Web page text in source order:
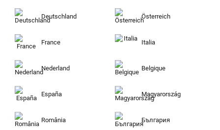
Deutschland Österreich
France Italia
Nederland Belgique
España Magyarország
România България